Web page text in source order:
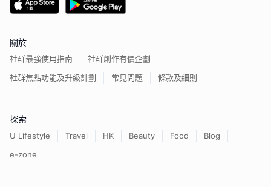
關於
社群最強使用指南
社群創作有價企劃
社群焦點功能及升級計劃
常見問題 條款及細則
探索
U Lifestyle Travel HK Beauty Food
Blog
e-zone